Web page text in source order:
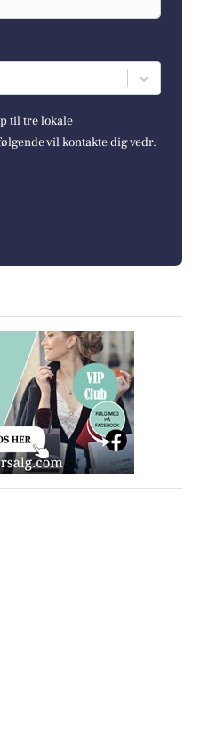
til tre lokale
vil kontakte dig vedr.